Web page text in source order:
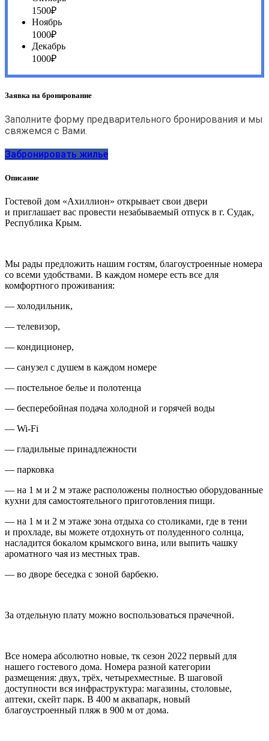
1500₽
Ноябрь
1000₽
Декабрь
1000₽
Заявка на бронирование
Заполните форму предварительного бронирования и мы
свяжемся с Вами.
Забронировать жилье
Описание
Гостевой дом «Ахиллион» открывает свои двери
и приглашает вас провести незабываемый отпуск в г. Судак,
Республика Крым.
Мы рады предложить нашим гостям, благоустроенные номера
со всеми удобствами. В каждом номере есть все для
комфортного проживания:
— холодильник,
— телевизор,
— кондиционер,
— санузел с душем в каждом номере
— постельное белье и полотенца
— бесперебойная подача холодной и горячей воды
— Wi-Fi
— гладильные принадлежности
— парковка
— на 1 м и 2 м этаже расположены полностью оборудованные
кухни для самостоятельного приготовления пищи.
— на 1 м и 2 м этаже зона отдыха со столиками, где в тени
и прохладе, вы можете отдохнуть от полуденного солнца,
насладится бокалом крымского вина, или выпить чашку
ароматного чая из местных трав.
— во дворе беседка с зоной барбекю.
За отдельную плату можно воспользоваться прачечной.
Все номера абсолютно новые, тк сезон 2022 первый для
нашего гостевого дома. Номера разной категории
размещения: двух, трёх, четырехместные. В шаговой
доступности вся инфраструктура: магазины, столовые,
аптеки, скейт парк. В 400 м аквапарк, новый
благоустроенный пляж в 900 м от дома.